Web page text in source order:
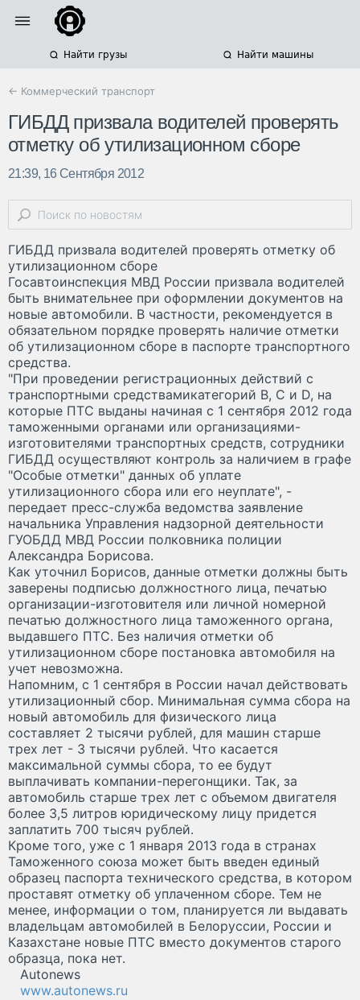
Найти грузы Найти машины
← Коммерческий транспорт
ГИБДД призвала водителей проверять
отметку об утилизационном сборе
21:39, 16 Сентября 2012
ГИБДД призвала водителей проверять отметку об
утилизационном сборе
Госавтоинспекция МВД России призвала водителей
быть внимательнее при оформлении документов на
новые автомобили. В частности, рекомендуется в
обязательном порядке проверять наличие отметки
об утилизационном сборе в паспорте транспортного
средства.
"При проведении регистрационных действий с
транспортными средствамикатегорий В, С и D, на
которые ПТС выданы начиная с 1 сентября 2012 года
таможенными органами или организациями-
изготовителями транспортных средств, сотрудники
ГИБДД осуществляют контроль за наличием в графе
"Особые отметки" данных об уплате
утилизационного сбора или его неуплате", -
передает пресс-служба ведомства заявление
начальника Управления надзорной деятельности
ГУОБДД МВД России полковника полиции
Александра Борисова.
Как уточнил Борисов, данные отметки должны быть
заверены подписью должностного лица, печатью
организации-изготовителя или личной номерной
печатью должностного лица таможенного органа,
выдавшего ПТС. Без наличия отметки об
утилизационном сборе постановка автомобиля на
учет невозможна.
Напомним, с 1 сентября в России начал действовать
утилизационный сбор. Минимальная сумма сбора на
новый автомобиль для физического лица
составляет 2 тысячи рублей, для машин старше
трех лет - 3 тысячи рублей. Что касается
максимальной суммы сбора, то ее будут
выплачивать компании-перегонщики. Так, за
автомобиль старше трех лет с объемом двигателя
более 3,5 литров юридическому лицу придется
заплатить 700 тысяч рублей.
Кроме того, уже с 1 января 2013 года в странах
Таможенного союза может быть введен единый
образец паспорта технического средства, в котором
проставят отметку об уплаченном сборе. Тем не
менее, информации о том, планируется ли выдавать
владельцам автомобилей в Белоруссии, России и
Казахстане новые ПТС вместо документов старого
образца, пока нет.
Autonews
www.autonews.ru